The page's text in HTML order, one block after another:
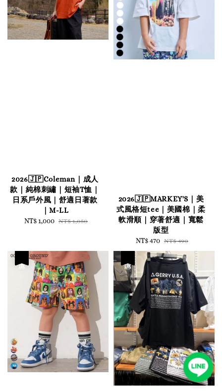
2026🇯🇵Coleman｜成人
款｜純棉刺繡｜短袖T恤｜
日系戶外風｜舒適日著款
｜M-LL
Sale
NT$ 1,000 Regular
NT$ 1,050
2026🇯🇵MARKEY'S｜美
式風格短tee｜美國棉｜柔
軟滑順｜穿著舒適｜寬鬆
版型
Sale
price
NT$ 470 Regular
price
NT$ 490